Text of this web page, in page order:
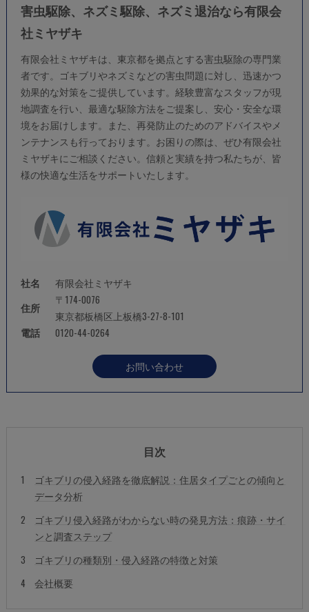
害虫駆除、ネズミ駆除、ネズミ退治なら有限会
社ミヤザキ
有限会社ミヤザキは、東京都を拠点とする害虫駆除の専門業
者です。ゴキブリやネズミなどの害虫問題に対し、迅速かつ
効果的な対策をご提供しています。経験豊富なスタッフが現
地調査を行い、最適な駆除方法をご提案し、安心・安全な環
境をお届けします。また、再発防止のためのアドバイスやメ
ンテナンスも行っております。お困りの際は、ぜひ有限会社
ミヤザキにご相談ください。信頼と実績を持つ私たちが、皆
様の快適な生活をサポートいたします。
社名
有限会社ミヤザキ
住所
〒174-0076
東京都板橋区上板橋3-27-8-101
電話
0120-44-0264
お問い合わせ
目次
ゴキブリの侵入経路を徹底解説：住居タイプごとの傾向と
データ分析
ゴキブリ侵入経路がわからない時の発見方法：痕跡・サイ
ンと調査ステップ
ゴキブリの種類別・侵入経路の特徴と対策
会社概要